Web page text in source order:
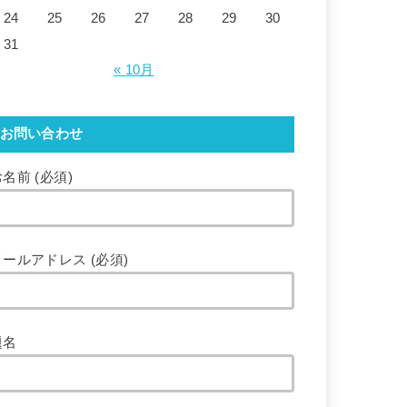
24 25 26 27 28 29
30
31
« 10月
お問い合わせ
名前 (必須)
ールアドレス (必須)